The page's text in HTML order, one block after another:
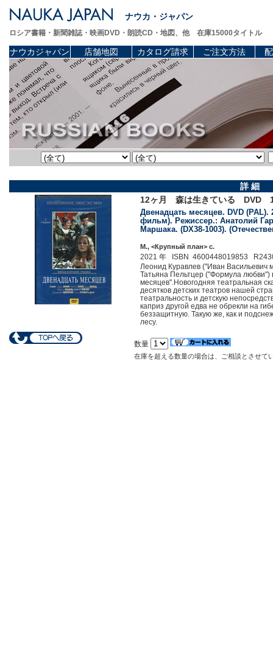
ナウカ・ジャパン
ロシア書籍・新聞雑誌・映画DVD・朗読CD・地図、他 在庫15000タイトル
ナウカジャパン 店舗地図 カタログ請求 ご注文方法
詳 細
12ヶ月 森は生きている DVD
Двенадцать месяцев. DVD
фильм). Режиссер.: Анатолий
Маршака. (DX38-1003).
М., <Крупный план> c.
2021 年 ISBN 4600448019853
Леонид Куравлев ("Иван Васильевич
Татьяна Пельтцер ("Формула любви")
месяцев".Новогодняя театральная
десятков детских театров нашей
театральность и детскую
каприз другой едва не обрекли на
беззащитную. Такую же, как и
лесу.
数量
在庫を超える数量の場合は、ご相談とさせて